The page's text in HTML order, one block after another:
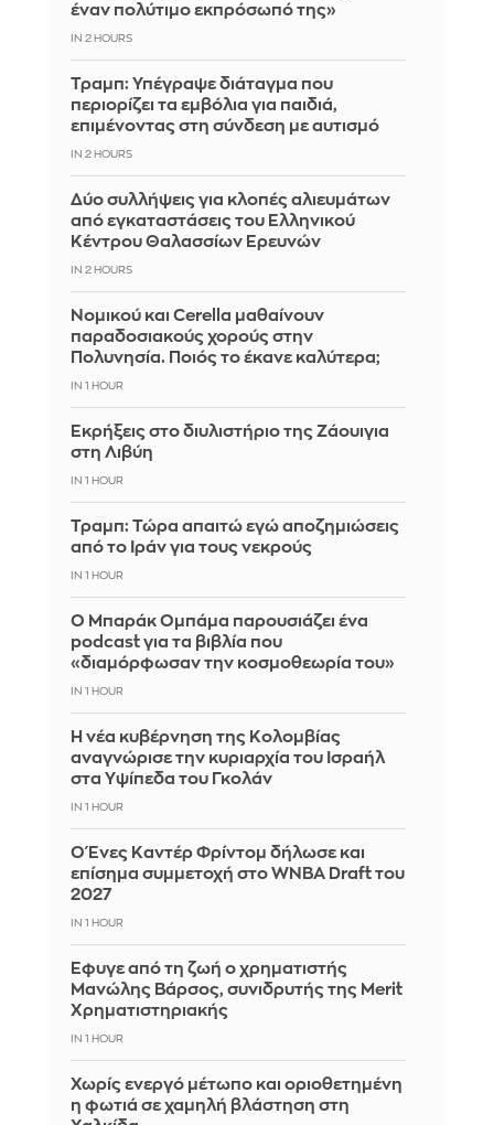
έναν πολύτιμο εκπρόσωπό της»
IN 2 HOURS
Τραμπ: Υπέγραψε διάταγμα που
περιορίζει τα εμβόλια για παιδιά,
επιμένοντας στη σύνδεση με αυτισμό
IN 2 HOURS
Δύο συλλήψεις για κλοπές αλιευμάτων
από εγκαταστάσεις του Ελληνικού
Κέντρου Θαλασσίων Ερευνών
IN 2 HOURS
Νομικού και Cerella μαθαίνουν
παραδοσιακούς χορούς στην
Πολυνησία. Ποιός το έκανε καλύτερα;
IN 1 HOUR
Εκρήξεις στο διυλιστήριο της Ζάουιγια
στη Λιβύη
IN 1 HOUR
Τραμπ: Τώρα απαιτώ εγώ αποζημιώσεις
από το Ιράν για τους νεκρούς
IN 1 HOUR
Ο Μπαράκ Ομπάμα παρουσιάζει ένα
podcast για τα βιβλία που
«διαμόρφωσαν την κοσμοθεωρία του»
IN 1 HOUR
Η νέα κυβέρνηση της Κολομβίας
αναγνώρισε την κυριαρχία του Ισραήλ
στα Υψίπεδα του Γκολάν
IN 1 HOUR
Ο Ένες Καντέρ Φρίντομ δήλωσε και
επίσημα συμμετοχή στο WNBA Draft του
2027
IN 1 HOUR
Έφυγε από τη ζωή ο χρηματιστής
Μανώλης Βάρσος, συνιδρυτής της Merit
Χρηματιστηριακής
IN 1 HOUR
Χωρίς ενεργό μέτωπο και οριοθετημένη
η φωτιά σε χαμηλή βλάστηση στη